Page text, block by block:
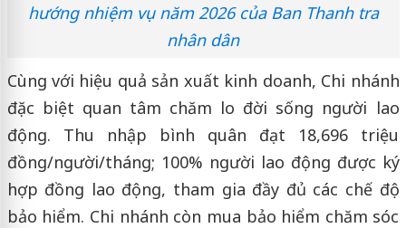
hướng nhiệm vụ năm 2026 của Ban Thanh tra
nhân dân
Cùng với hiệu quả sản xuất kinh doanh, Chi nhánh
đặc biệt quan tâm chăm lo đời sống người lao
động. Thu nhập bình quân đạt 18,696 triệu
đồng/người/tháng; 100% người lao động được ký
hợp đồng lao động, tham gia đầy đủ các chế độ
bảo hiểm. Chi nhánh còn mua bảo hiểm chăm sóc